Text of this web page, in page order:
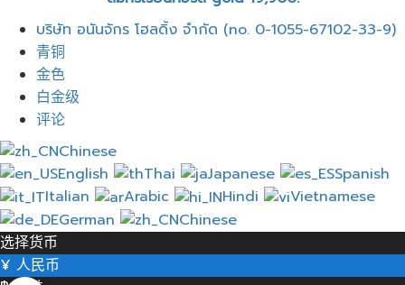
บริษัท อนันจักร โฮลดิ้ง จำกัด (no. 0-1055-67102-33-9)
青铜
金色
白金级
评论
Chinese
English
Thai Japanese
Spanish
Italian
Arabic Hindi
Vietnamese
German
Chinese
选择货币
¥ 人民币